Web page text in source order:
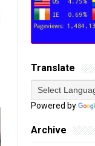
Translate
Powered by
Archive